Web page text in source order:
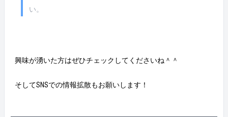
い。
興味が湧いた方はぜひチェックしてくださいね＾＾
そしてSNSでの情報拡散もお願いします！